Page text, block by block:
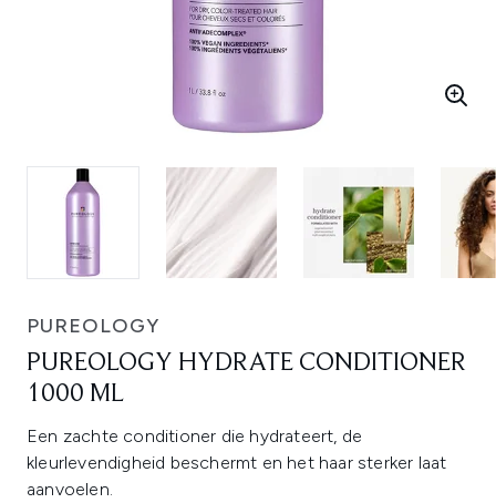
PUREOLOGY
PUREOLOGY HYDRATE CONDITIONER
1000 ML
Een zachte conditioner die hydrateert, de
kleurlevendigheid beschermt en het haar sterker laat
aanvoelen.